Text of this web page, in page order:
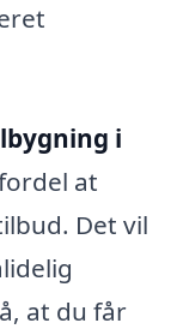
i
at
Det vil
at du får